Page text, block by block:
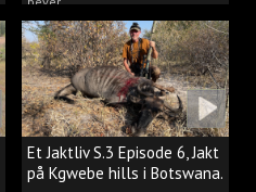
Et Jaktliv S.3 Episode 6, Jakt
på Kgwebe hills i Botswana.